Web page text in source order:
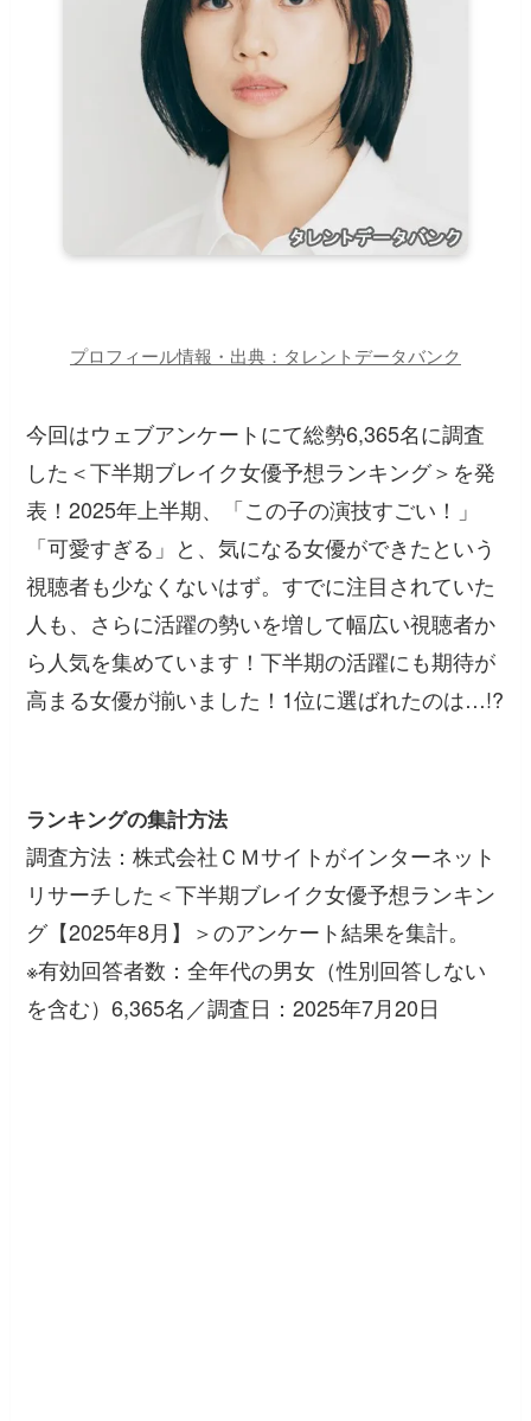
プロフィール情報・出典：タレントデータバンク
今回はウェブアンケートにて総勢6,365名に調査
した＜下半期ブレイク女優予想ランキング＞を発
表！2025年上半期、「この子の演技すごい！」
「可愛すぎる」と、気になる女優ができたという
視聴者も少なくないはず。すでに注目されていた
人も、さらに活躍の勢いを増して幅広い視聴者か
ら人気を集めています！下半期の活躍にも期待が
高まる女優が揃いました！1位に選ばれたのは…!?
ランキングの集計方法
調査方法：株式会社ＣＭサイトがインターネット
リサーチした＜下半期ブレイク女優予想ランキン
グ【2025年8月】＞のアンケート結果を集計。
※有効回答者数：全年代の男女（性別回答しない
を含む）6,365名／調査日：2025年7月20日